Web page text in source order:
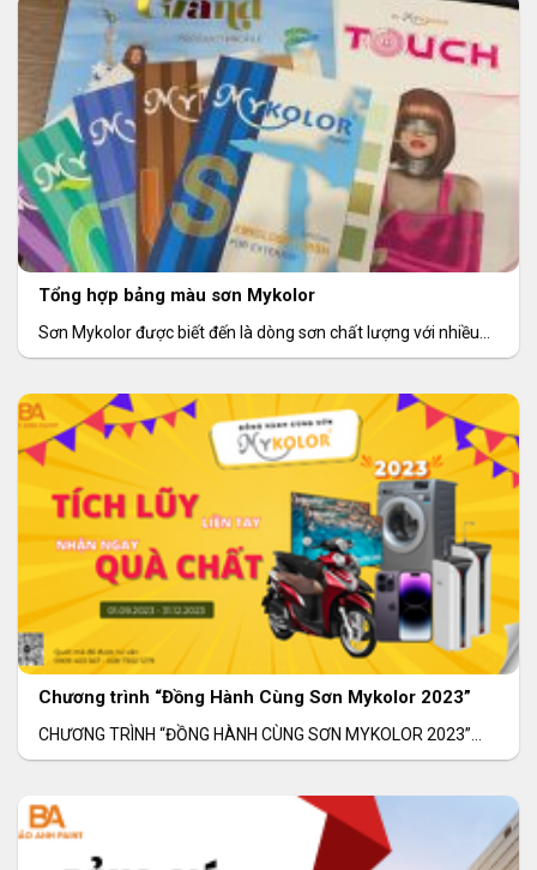
Tổng hợp bảng màu sơn Mykolor
Sơn Mykolor được biết đến là dòng sơn chất lượng với nhiều
sản dòng sản
Chương trình “Đồng Hành Cùng Sơn Mykolor 2023”
CHƯƠNG TRÌNH “ĐỒNG HÀNH CÙNG SƠN MYKOLOR 2023”
Thời gian: 01/09/2023 – 31/12/2023 Khu vực: Toàn